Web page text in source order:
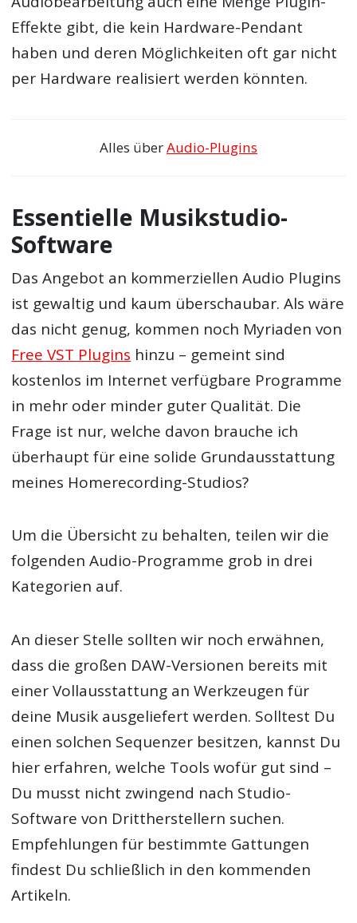
Effekte gibt, die kein Hardware-Pendant
haben und deren Möglichkeiten oft gar nicht
per Hardware realisiert werden könnten.
Alles überAudio-Plugins
Essentielle Musikstudio-
Software
Das Angebot an kommerziellen Audio Plugins
ist gewaltig und kaum überschaubar. Als wäre
das nicht genug, kommen noch Myriaden von
Free VST Plugins hinzu – gemeint sind
kostenlos im Internet verfügbare Programme
in mehr oder minder guter Qualität. Die
Frage ist nur, welche davon brauche ich
überhaupt für eine solide Grundausstattung
meines Homerecording-Studios?
Um die Übersicht zu behalten, teilen wir die
folgenden Audio-Programme grob in drei
Kategorien auf.
An dieser Stelle sollten wir noch erwähnen,
dass die großen DAW-Versionen bereits mit
einer Vollausstattung an Werkzeugen für
deine Musik ausgeliefert werden. Solltest Du
einen solchen Sequenzer besitzen, kannst Du
hier erfahren, welche Tools wofür gut sind –
Du musst nicht zwingend nach Studio-
Software von Drittherstellern suchen.
Empfehlungen für bestimmte Gattungen
findest Du schließlich in den kommenden
Artikeln.